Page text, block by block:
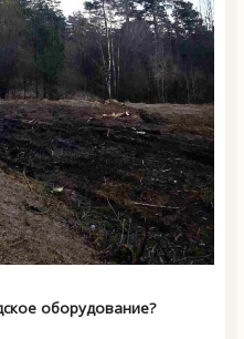
оборудование?